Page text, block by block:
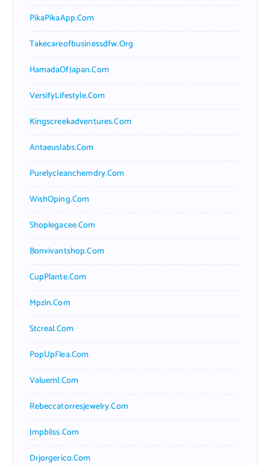
PikaPikaApp.com
Takecareofbusinessdfw.org
HamadaOfJapan.com
VersifyLifestyle.com
Kingscreekadventures.com
Antaeuslabs.com
Purelycleanchemdry.com
WishOping.com
Shoplegacee.com
Bonvivantshop.com
CupPlante.com
Mpzin.com
Stcreal.com
PopUpFlea.com
Valueml.com
Rebeccatorresjewelry.com
Jmpbliss.com
Drjorgerico.com